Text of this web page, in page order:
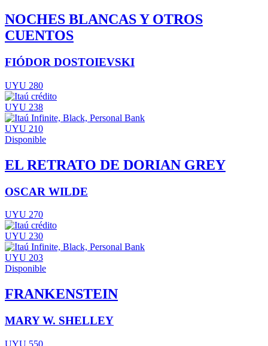
NOCHES BLANCAS Y OTROS
CUENTOS
FIÓDOR DOSTOIEVSKI
UYU 280
UYU 238
UYU 210
Disponible
EL RETRATO DE DORIAN GREY
OSCAR WILDE
UYU 270
UYU 230
UYU 203
Disponible
FRANKENSTEIN
MARY W. SHELLEY
UYU 550